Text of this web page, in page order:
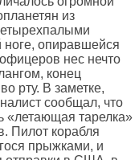
из
ноге, опиравшейся
нес нечто
конец
рту. В заметке,
сообщал, что
«летающая тарелка»
Пилот корабля
прыжками, и